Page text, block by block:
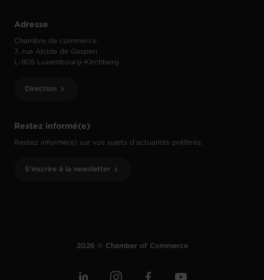
Restez informé(e)
Restez informé(e) sur vos sujets d’actualités préférés.
S'inscrire à la newsletter
Adresse
Chambre de commerce
7, rue Alcide de Gasperi
L-1615 Luxembourg-Kirchberg
Direction
2026 © Chamber of Commerce